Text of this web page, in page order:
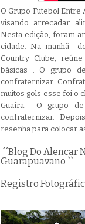
O Grupo Futebol
visando arrecadar
Nesta edição, foram
cidade. Na manhã
Country Clube,
básicas . O grupo
confraternizar.
muitos gols esse foi o
Guaíra. O grupo
confraternizar.
resenha para
´´Blog Do Alencar
Guarapuavano ``
Registro